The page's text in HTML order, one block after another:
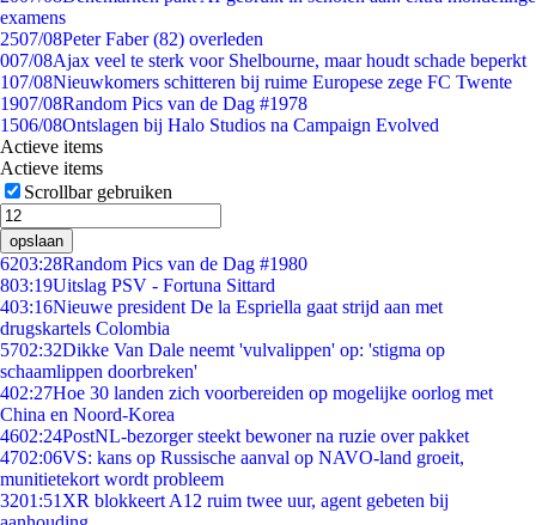
examens
2507/08Peter Faber (82) overleden
007/08Ajax veel te sterk voor Shelbourne, maar houdt schade beperkt
107/08Nieuwkomers schitteren bij ruime Europese zege FC Twente
1907/08Random Pics van de Dag #1978
1506/08Ontslagen bij Halo Studios na Campaign Evolved
Actieve items
Actieve items
Scrollbar gebruiken
opslaan
6203:28Random Pics van de Dag #1980
803:19Uitslag PSV - Fortuna Sittard
403:16Nieuwe president De la Espriella gaat strijd aan met
drugskartels Colombia
5702:32Dikke Van Dale neemt 'vulvalippen' op: 'stigma op
schaamlippen doorbreken'
402:27Hoe 30 landen zich voorbereiden op mogelijke oorlog met
China en Noord-Korea
4602:24PostNL-bezorger steekt bewoner na ruzie over pakket
4702:06VS: kans op Russische aanval op NAVO-land groeit,
munitietekort wordt probleem
3201:51 XR blokkeert A12 ruim twee uur, agent gebeten bij